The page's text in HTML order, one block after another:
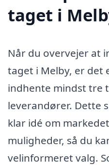
taget i
Når du overvejer at
taget i Melby, er det
indhente mindst tre
leverandører. Dette
klar idé om
muligheder, så du
velinformeret valg.